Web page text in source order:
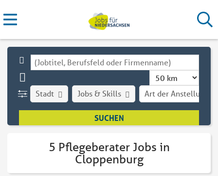
Stadt Art der Anstellung
Jobs & Skills
5 Pflegeberater Jobs in
Cloppenburg